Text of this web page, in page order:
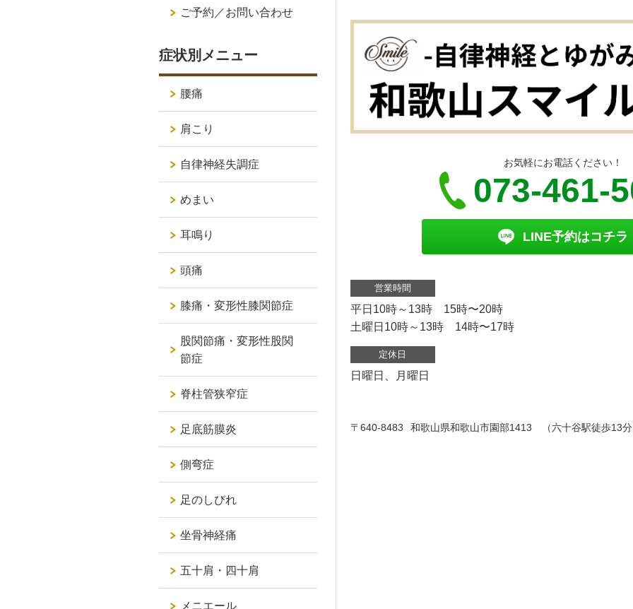
お気軽にお電話ください！
073-461-
LINE予約はコチラ
営業時間
平日10時～13時 15時〜20時
土曜日10時～13時 14時〜17時
定休日
日曜日、月曜日
〒640-8483 和歌山県和歌山市園部1413 （六十谷駅徒歩13
ご予約／お問い合わせ
症状別メニュー
腰痛
肩こり
自律神経失調症
めまい
耳鳴り
頭痛
膝痛・変形性膝関節症
股関節痛・変形性股関
節症
脊柱管狭窄症
足底筋膜炎
側弯症
足のしびれ
坐骨神経痛
五十肩・四十肩
メニエール